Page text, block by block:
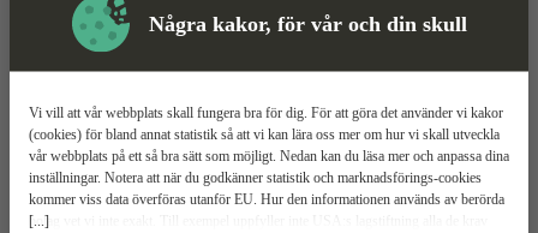
Några kakor, för vår och din skull
[...]
Vi vill att vår webbplats skall fungera bra för dig. För att göra det använder vi kakor
(cookies) för bland annat statistik så att vi kan lära oss mer om hur vi skall utveckla
vår webbplats på ett så bra sätt som möjligt. Nedan kan du läsa mer och anpassa dina
inställningar. Notera att när du godkänner statistik och marknadsförings-cookies
kommer viss data överföras utanför EU. Hur den informationen används av berörda
bolag vet vi inte exakt. Till exempel uppfyller inte USA:s lagstiftning alla de krav
Mer information
Scotch 399 Betong
Fäster på porösa material
Väderbeständig